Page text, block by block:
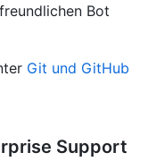
Bot
Git und GitHub
Support